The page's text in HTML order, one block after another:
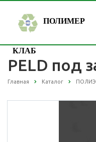
ПОЛИМЕР
КЛАБ
PELD под
Главная Каталог